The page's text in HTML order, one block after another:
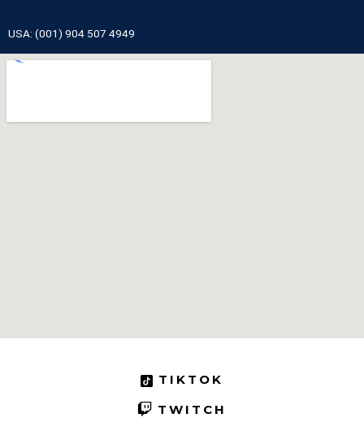
USA: (001) 904 507 4949
TIKTOK
TWITCH